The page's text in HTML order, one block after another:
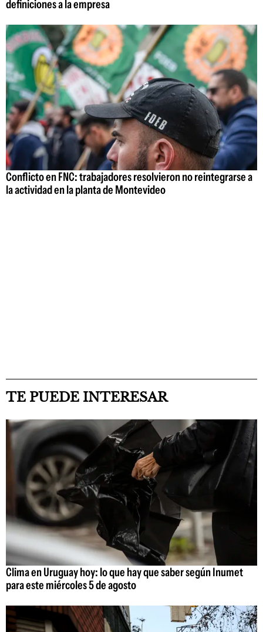
definiciones a la empresa
Conflicto en FNC: trabajadores resolvieron no reintegrarse a
la actividad en la planta de Montevideo
TE PUEDE INTERESAR
Clima en Uruguay hoy: lo que hay que saber según Inumet
para este miércoles 5 de agosto